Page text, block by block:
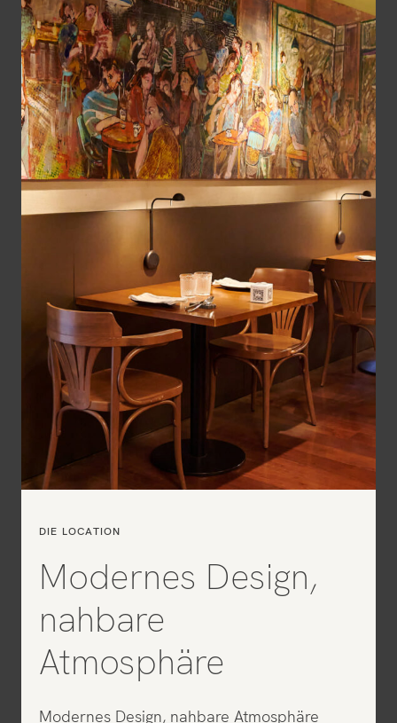
DIE LOCATION
Modernes Design,
nahbare
Atmosphäre
Modernes Design, nahbare Atmosphäre